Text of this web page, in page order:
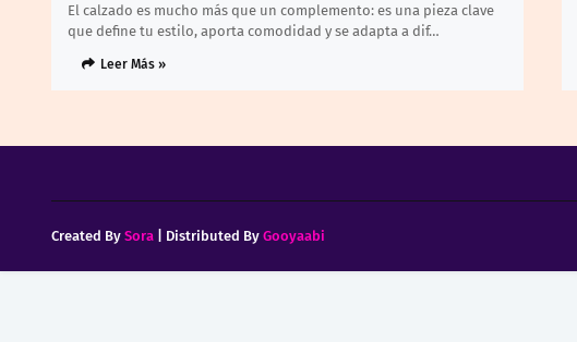
El calzado es mucho más que un complemento: es una pieza clave
que define tu estilo, aporta comodidad y se adapta a dif…
Leer Más »
Created By Sora | Distributed By Gooyaabi